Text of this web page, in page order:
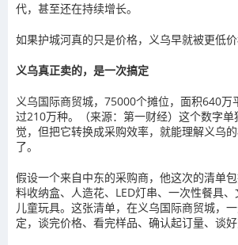
代，甚至还在持续增长。
如果护城河真的只是价格，义乌早就被更低价
义乌真正卖的，是一次搞定
义乌国际商贸城，75000个摊位，面积640万
过210万种。（来源：第一财经）这个数字
觉，但把它转换成采购效率，就能理解义乌
了。
假设一个来自中东的采购商，他这次的清单
料收纳盒、人造花、LED灯串、一次性餐具
儿童玩具。这张清单，在义乌国际商贸城，
定，谈完价格、看完样品、确认起订量、谈好